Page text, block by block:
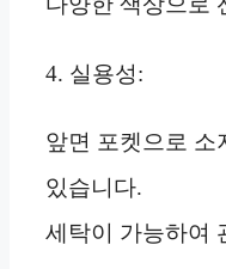
4. 실용성:
앞면 포켓으로 소
있습니다.
세탁이 가능하여